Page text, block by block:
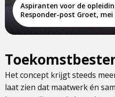
Aspiranten voor de
Responder-post Groet, mei
Het concept krijgt steeds
laat zien dat maatwerk én